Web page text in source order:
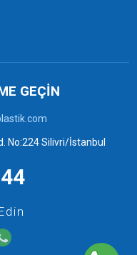
GEÇİN
No:224 Silivri/İstanbul